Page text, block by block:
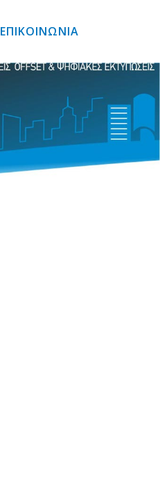
ΕΠΙΚΟΙΝΩΝΙΑ